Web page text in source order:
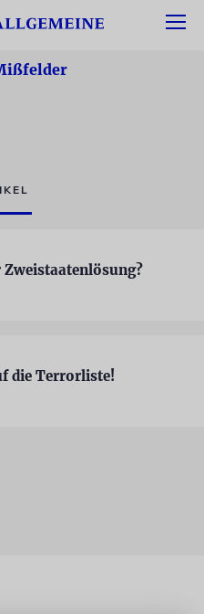
die Terrorliste!